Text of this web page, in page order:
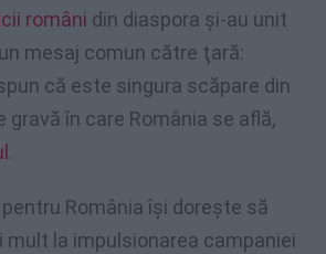
români din diaspora şi-au unit
mesaj comun către ţară:
că este singura scăpare din
în care România se află,
.
România îşi doreşte să
la impulsionarea campaniei